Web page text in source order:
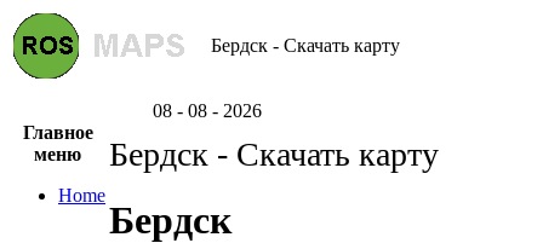
Бердск - Скачать карту
08 - 08 - 2026
Главное
меню
Home
Бердск - Скачать карту
Бердск